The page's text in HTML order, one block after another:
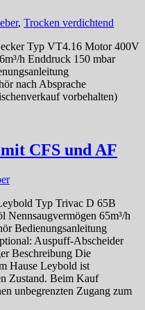
, Trocken verdichtend
Typ VT4.16 Motor 400V
h Enddruck 150 mbar
nach Absprache
vorbehalten)
CFS und AF
Typ Trivac D 65B
65m³/h
Bedienungsanleitung
Auspuff-Abscheider
Beschreibung Die
Hause Leybold ist
Zustand. Beim Kauf
unbegrenzten Zugang zum